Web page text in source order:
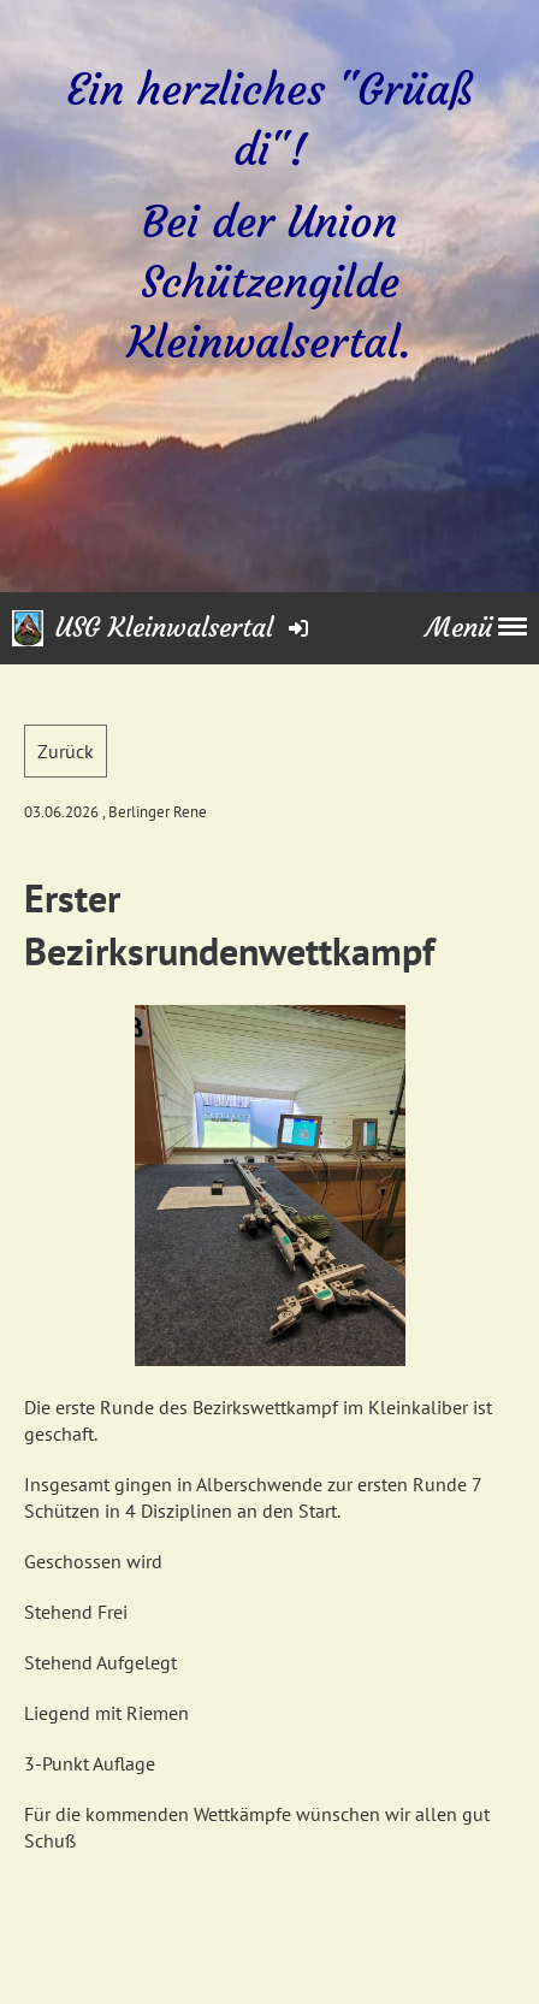
Ein herzliches "Grüaß
di"!
Bei der Union
Schützengilde
Kleinwalsertal.
Menü
USG Kleinwalsertal
Zurück
03.06.2026, Berlinger Rene
Erster
Bezirksrundenwettkampf
Die erste Runde des Bezirkswettkampf im Kleinkaliber ist
geschaft.
Insgesamt gingen in Alberschwende zur ersten Runde 7
Schützen in 4 Disziplinen an den Start.
Geschossen wird
Stehend Frei
Stehend Aufgelegt
Liegend mit Riemen
3-Punkt Auflage
Für die kommenden Wettkämpfe wünschen wir allen gut
Schuß